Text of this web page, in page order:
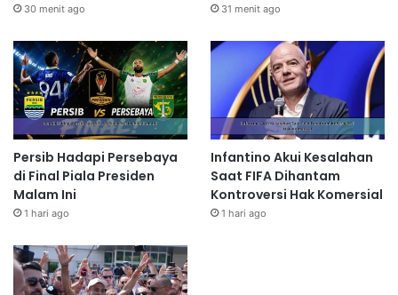
30 menit ago 31 menit ago
Persib Hadapi Persebaya
di Final Piala Presiden
Malam Ini
1 hari ago
Infantino Akui Kesalahan
Saat FIFA Dihantam
Kontroversi Hak Komersial
1 hari ago